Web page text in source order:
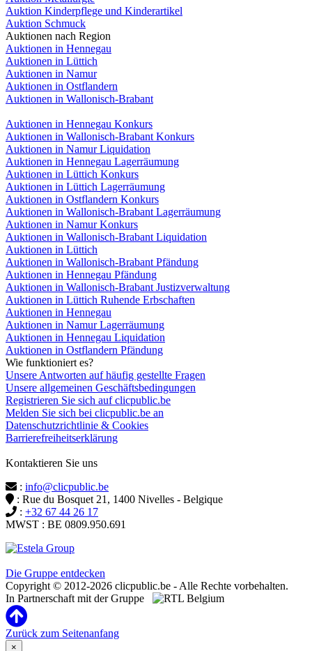
Auktion Kinderpflege und Kinderartikel
Auktion Schmuck
Auktionen nach Region
Auktionen in Hennegau
Auktionen in Lüttich
Auktionen in Namur
Auktionen in Ostflandern
Auktionen in Wallonisch-Brabant
Auktionen in Hennegau Konkurs
Auktionen in Wallonisch-Brabant Konkurs
Auktionen in Namur Liquidation
Auktionen in Hennegau Lagerräumung
Auktionen in Lüttich Konkurs
Auktionen in Lüttich Lagerräumung
Auktionen in Ostflandern Konkurs
Auktionen in Wallonisch-Brabant Lagerräumung
Auktionen in Namur Konkurs
Auktionen in Wallonisch-Brabant Liquidation
Auktionen in Lüttich
Auktionen in Wallonisch-Brabant Pfändung
Auktionen in Hennegau Pfändung
Auktionen in Wallonisch-Brabant Justizverwaltung
Auktionen in Lüttich Ruhende Erbschaften
Auktionen in Hennegau
Auktionen in Namur Lagerräumung
Auktionen in Hennegau Liquidation
Auktionen in Ostflandern Pfändung
Wie funktioniert es?
Unsere Antworten auf häufig gestellte Fragen
Unsere allgemeinen Geschäftsbedingungen
Registrieren Sie sich auf clicpublic.be
Melden Sie sich bei clicpublic.be an
Datenschutzrichtlinie & Cookies
Barrierefreiheitserklärung
Kontaktieren Sie uns
: info@clicpublic.be
: Rue du Bosquet 21, 1400 Nivelles - Belgique
: +32 67 44 26 17
MWST : BE 0809.950.691
Die Gruppe entdecken
Copyright © 2012-2026 clicpublic.be - Alle Rechte vorbehalten.
In Partnerschaft mit der Gruppe
Zurück zum Seitenanfang
×